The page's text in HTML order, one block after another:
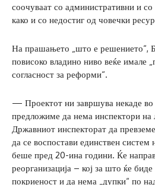
соочуваат со административни и
како и со недостиг од човечки
На прашањето „што е решението“,
повисоко владино ниво веќе имале
согласност за реформи“.
— Проектот ни завршува некаде во
предложиме да нема инспектори на
Државниот инспекторат да
да се воспостави единствен систем
беше пред 20-ина години. Ќе
реорганизација – кој за што ќе
покриеност и да нема „дупки“ по